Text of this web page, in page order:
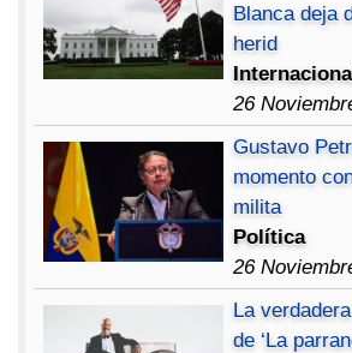
Blanca deja
herid
26
Gustavo
momento
milita
Política
26
La
de ‘La